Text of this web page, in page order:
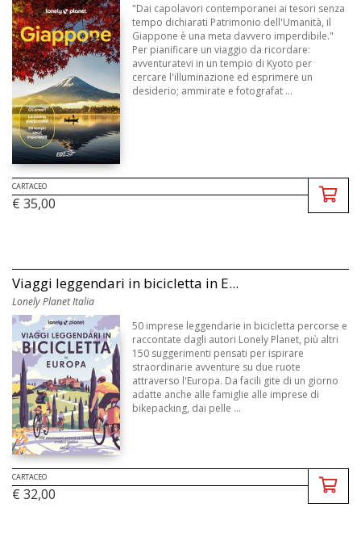
"Dai capolavori contemporanei ai tesori senza
tempo dichiarati Patrimonio dell'Umanità, il
Giappone è una meta davvero imperdibile."
Per pianificare un viaggio da ricordare:
avventuratevi in un tempio di Kyoto per
cercare l'illuminazione ed esprimere un
desiderio; ammirate e fotografat ...
CARTACEO
€ 35,00
Viaggi leggendari in bicicletta in E...
Lonely Planet Italia
50 imprese leggendarie in bicicletta percorse e
raccontate dagli autori Lonely Planet, più altri
150 suggerimenti pensati per ispirare
straordinarie avventure su due ruote
attraverso l'Europa. Da facili gite di un giorno
adatte anche alle famiglie alle imprese di
bikepacking, dai pelle ...
CARTACEO
€ 32,00